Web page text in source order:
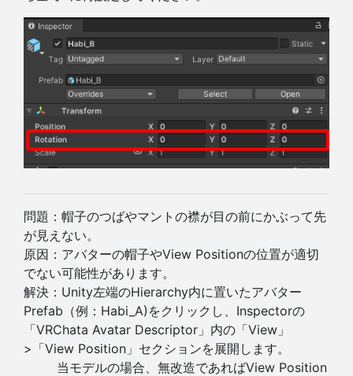
問題：帽子のつばやマントの襟が目の前にかぶって先
が見えない。
原因：アバターの帽子やView Positionの位置が適切
でない可能性があります。
解決：Unity左端のHierarchy内に置いたアバター
Prefab（例：Habi_A)をクリックし、Inspectorの
「VRChata Avatar Descriptor」内の「View」
>「View Position」セクションを展開します。
当モデルの場合、無改造であればView Position